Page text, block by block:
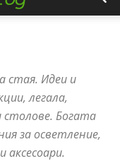
стая. Идеи и
легала,
столове. Богата
за осветление,